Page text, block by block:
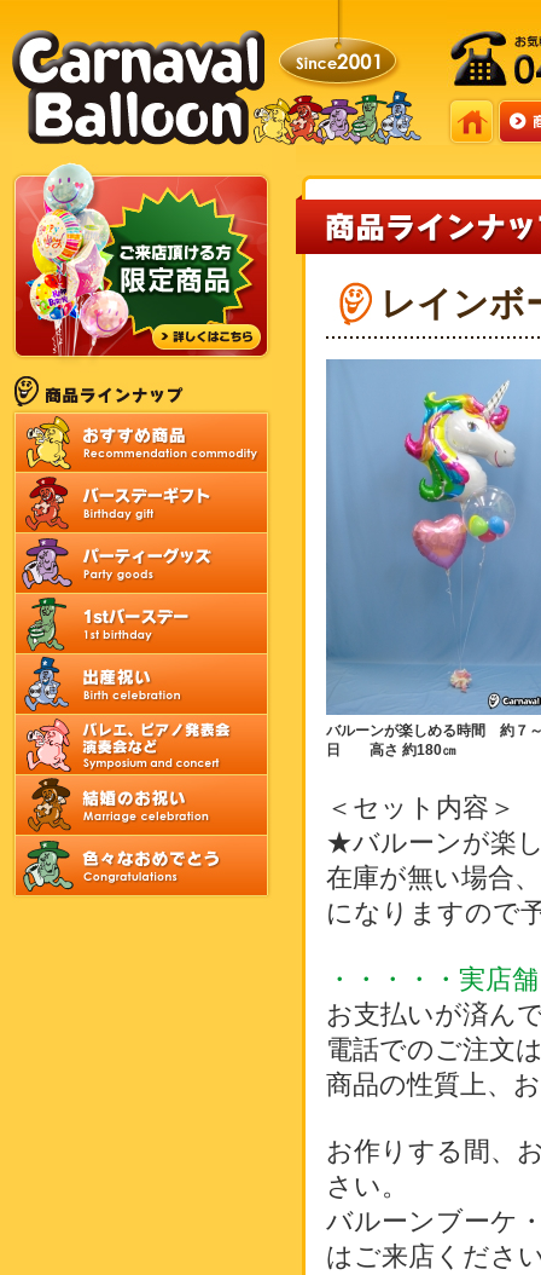
レイン
バルーンが楽しめる時間 約７
日 高さ 約180㎝
＜セット内容＞
★バルーンが楽
在庫が無い場合
になりますので
・・・・・実店
お支払いが済ん
電話でのご注文
商品の性質上、
お作りする間、
さい。
バルーンブーケ
はご来店くださ